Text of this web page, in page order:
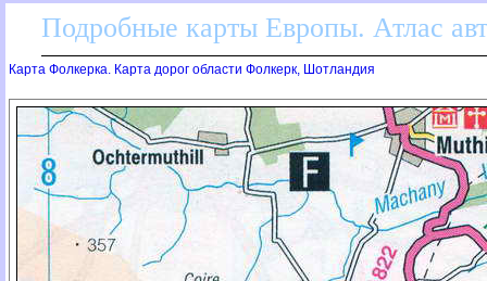
Подробные карты Европы. Атлас
Карта Фолкерка. Карта дорог области Фолкерк, Шотландия